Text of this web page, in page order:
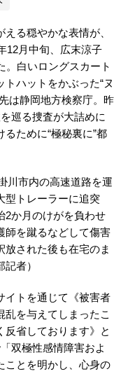
る穏やかな表情が、
12月中旬、広末涼子
。白いロングスカート
ハットをかぶった“ヌ
は静岡地方検察庁。昨
巡る捜査が大詰めに
ために“極秘裏に”都
川市内の高速道路を運
型トレーラーに追突
2か月のけがを負わせ
師を蹴るなどして傷害
された後も在宅のま
者）
トを通じて《被害者
乱を与えてしまったこ
反省しております》と
双極性感情障害およ
ことを明かし、心身の